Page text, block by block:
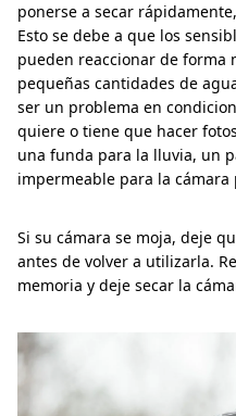
ponerse a secar
Esto se debe a que los
pueden reaccionar de forma
pequeñas cantidades de
ser un problema en
quiere o tiene que hacer
una funda para la lluvia, un
impermeable para la
Si su cámara se moja, deje
antes de volver a utilizarla.
memoria y deje secar la